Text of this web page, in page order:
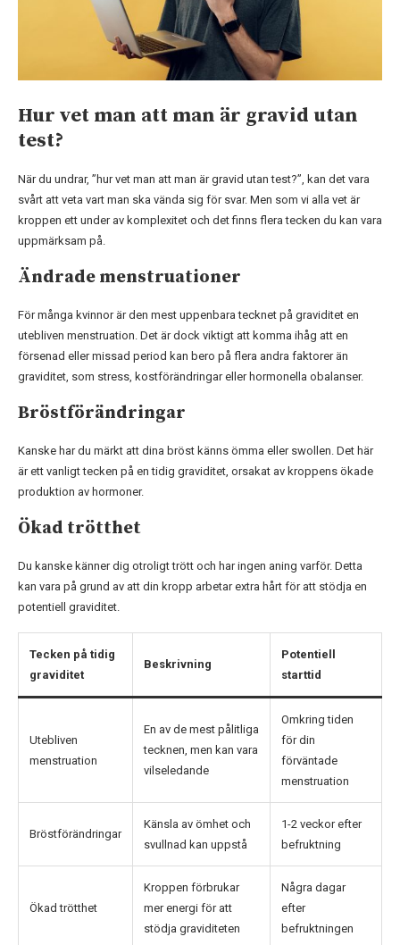
Hur vet man att man är gravid utan
test?
När du undrar, ”hur vet man att man är gravid utan test?”, kan det vara
svårt att veta vart man ska vända sig för svar. Men som vi alla vet är
kroppen ett under av komplexitet och det finns flera tecken du kan vara
uppmärksam på.
Ändrade menstruationer
För många kvinnor är den mest uppenbara tecknet på graviditet en
utebliven menstruation. Det är dock viktigt att komma ihåg att en
försenad eller missad period kan bero på flera andra faktorer än
graviditet, som stress, kostförändringar eller hormonella obalanser.
Bröstförändringar
Kanske har du märkt att dina bröst känns ömma eller swollen. Det här
är ett vanligt tecken på en tidig graviditet, orsakat av kroppens ökade
produktion av hormoner.
Ökad trötthet
Du kanske känner dig otroligt trött och har ingen aning varför. Detta
kan vara på grund av att din kropp arbetar extra hårt för att stödja en
potentiell graviditet.
Tecken på tidig
graviditet
Beskrivning
Potentiell
starttid
Utebliven
menstruation
En av de mest pålitliga
tecknen, men kan vara
vilseledande
Omkring tiden
för din
förväntade
menstruation
Bröstförändringar
Känsla av ömhet och
svullnad kan uppstå
1-2 veckor efter
befruktning
Ökad trötthet
Kroppen förbrukar
mer energi för att
stödja graviditeten
Några dagar
efter
befruktningen